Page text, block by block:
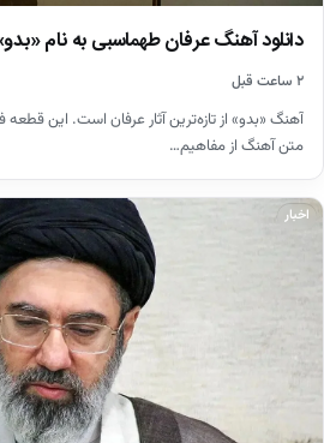
دانلود آهنگ عرفان طهماسبی به نام
۲ ساعت قبل
آهنگ «بدو» از تازه‌ترین آثار عرفان است. این
متن آهنگ از مفاهیم…
اخبار